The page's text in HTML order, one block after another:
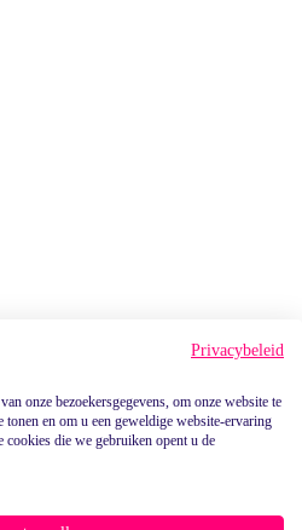
Privacybeleid
onze bezoekersgegevens, om onze website te
tonen en om u een geweldige website-ervaring
cookies die we gebruiken opent u de